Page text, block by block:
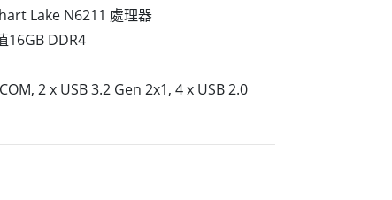
船舶等級工業電腦
船舶等級顯示器
不鏽鋼等級
不鏽鋼工業顯示器
Lake N6211 處理器
16GB DDR4
2 x USB 3.2 Gen 2x1, 4 x USB 2.0